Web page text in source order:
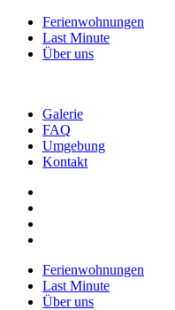
Ferienwohnungen
Last Minute
Über uns
Galerie
FAQ
Umgebung
Kontakt
Ferienwohnungen
Last Minute
Über uns